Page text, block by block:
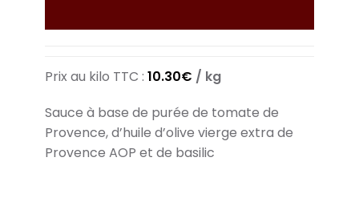
Prix au kilo TTC : 10.30€ / kg
Sauce à base de purée de tomate de
Provence, d’huile d’olive vierge extra de
Provence AOP et de basilic